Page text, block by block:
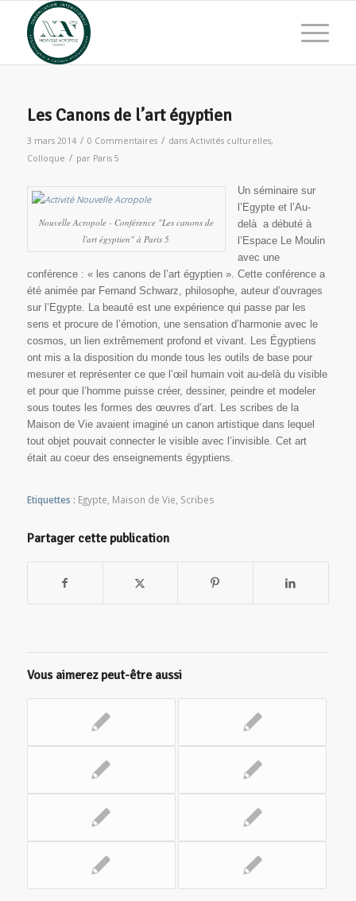
Les Canons de l’art égyptien
3 mars 2014 / 0 Commentaires / dans Activités culturelles,
Colloque / par Paris 5
Nouvelle Acropole - Conférence "Les canons de
l'art égyptien" à Paris 5
Un séminaire sur
l’Egypte et l’Au-
delà a débuté à
l’Espace Le Moulin
avec une
conférence : « les canons de l’art égyptien ». Cette conférence a
été animée par Fernand Schwarz, philosophe, auteur d’ouvrages
sur l’Egypte. La beauté est une expérience qui passe par les
sens et procure de l’émotion, une sensation d’harmonie avec le
cosmos, un lien extrêmement profond et vivant. Les Égyptiens
ont mis a la disposition du monde tous les outils de base pour
mesurer et représenter ce que l’œil humain voit au-delà du visible
et pour que l’homme puisse créer, dessiner, peindre et modeler
sous toutes les formes des œuvres d’art. Les scribes de la
Maison de Vie avaient imaginé un canon artistique dans lequel
tout objet pouvait connecter le visible avec l’invisible. Cet art
était au coeur des enseignements égyptiens.
Etiquettes : Egypte Maison de Vie Scribes
Partager cette publication
Vous aimerez peut-être aussi